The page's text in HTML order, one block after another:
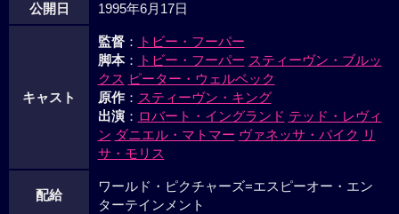
公開日 1995年6月17日
キャスト
監督：
トビー・フーパー
脚本： トビー・フーパー スティーヴン・ブルッ
クス ピーター・ウェルベック
原作： スティーヴン・キング
出演： ロバート・イングランド テッド・レヴィ
ン ダニエル・マトマー ヴァネッサ・パイク リ
サ・モリス
配給
ワールド・ピクチャーズ=エスピーオー・エン
ターテインメント